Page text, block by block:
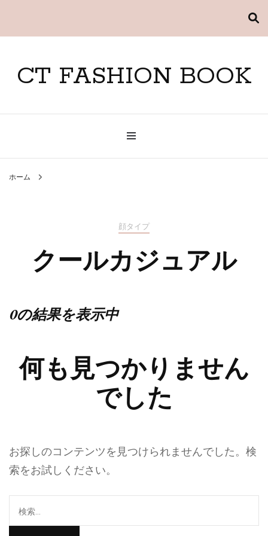
CT FASHION BOOK
ホーム
顔タイプ
クールカジュアル
0の結果を表示中
何も見つかりません
でした
お探しのコンテンツを見つけられませんでした。検
索をお試しください。
索: